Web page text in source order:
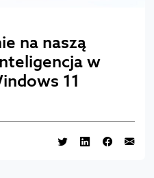
na naszą
w
11